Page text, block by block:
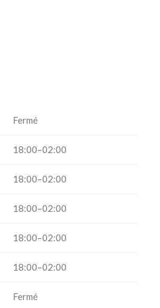
Fermé
18:00–02:00
18:00–02:00
18:00–02:00
18:00–02:00
18:00–02:00
Fermé